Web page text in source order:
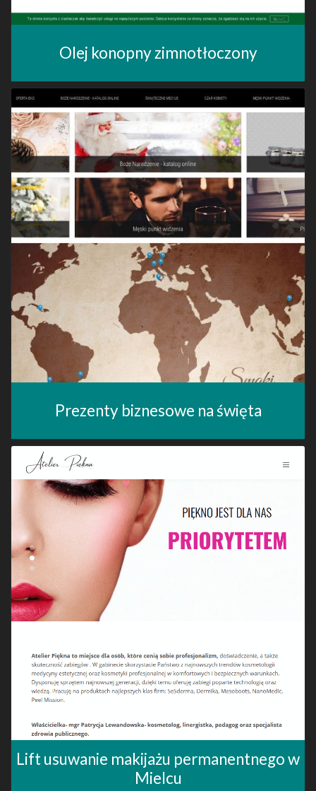
Olej konopny zimnotłoczony
Prezenty biznesowe na święta
Lift usuwanie makijażu permanentnego w
Mielcu